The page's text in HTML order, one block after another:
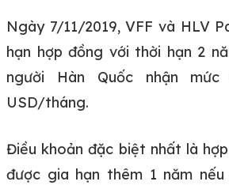
Ngày 7/11/2019, VFF và HLV
hạn hợp đồng với thời hạn 2
người Hàn Quốc nhận
USD/tháng.
Điều khoản đặc biệt nhất là
được gia hạn thêm 1 năm